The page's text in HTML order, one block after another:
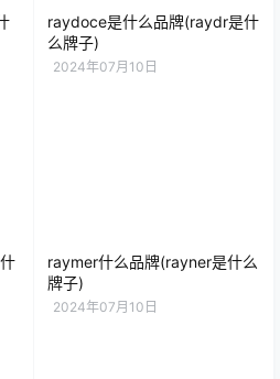
raydoce是什么品牌(raydr是什
么牌子)
2024年07月10日
raymer什么品牌(rayner是什么
牌子)
2024年07月10日